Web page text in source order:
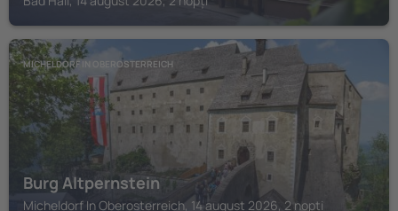
MICHELDORF IN OBEROSTERREICH
Burg Altpernstein
Micheldorf In Oberosterreich, 14 august 2026, 2 nopți